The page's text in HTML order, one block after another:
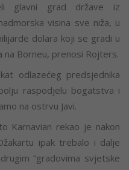
glavni grad države iz
visina sve niža, u
dolara koji se gradi u
na Borneu, prenosi Rojters.
odlazećeg predsjednika
raspodjelu bogatstva i
na ostrvu Javi.
Karnavian rekao je nakon
ipak trebalo i dalje
“gradovima svjetske